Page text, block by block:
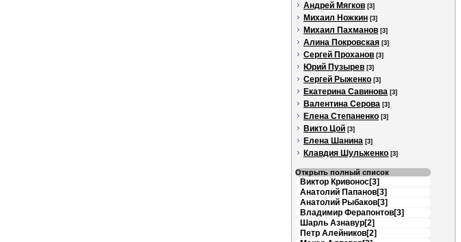
Андрей Мягков [3]
Михаил Ножкин [3]
Михаил Пахманов [3]
Алина Покровская [3]
Сергей Проханов [3]
Юрий Пузырев [3]
Сергей Рыженко [3]
Екатерина Савинова [3]
Валентина Серова [3]
Елена Степаненко [3]
Викто Цой [3]
Елена Шанина [3]
Клавдия Шульженко [3]
Открыть полный список
Виктор Кривонос[3]
Анатолий Папанов[3]
Анатолий Рыбаков[3]
Владимир Ферапонтов[3]
Шарль Азнавур[2]
Петр Алейников[2]